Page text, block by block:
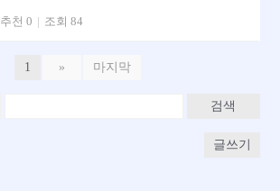
추천 0 | 조회 84
1 » 마지막
검색
글쓰기